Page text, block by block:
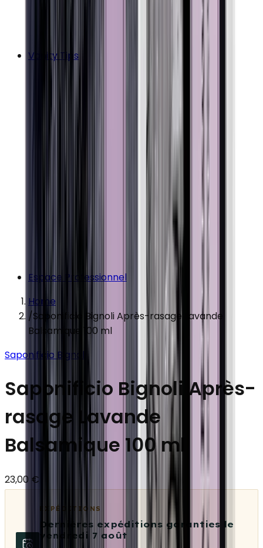
Vanity Tips
Espace Professionnel
Home
/Saponificio Bignoli Après-rasage Lavande
Balsamique 100 ml
Saponificio Bignoli
Saponificio Bignoli Après-
rasage Lavande
Balsamique 100 ml
23,00 €
EXPÉDITIONS
Dernières expéditions garanties le
vendredi 7 août